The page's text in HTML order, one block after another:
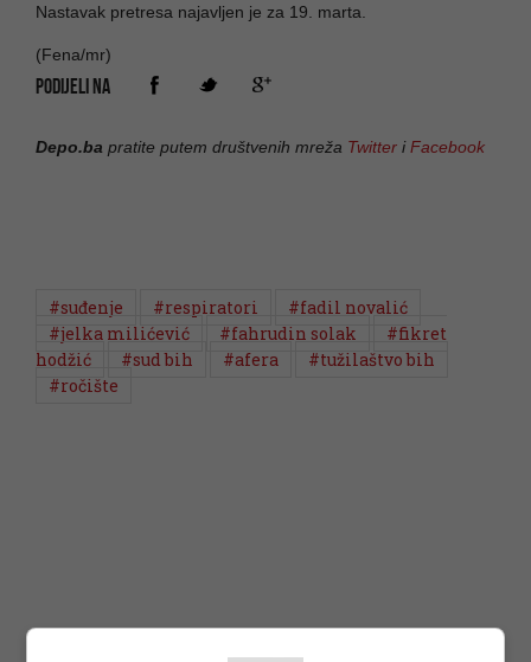
Nastavak pretresa najavljen je za 19. marta.
(Fena/mr)
PODIJELI NA
Depo.ba pratite putem društvenih mreža Twitter iFacebook
#suđenje #respiratori
#fadil novalić
#jelka milićević
#fahrudin solak
#fikret
hodžić
#sud bih #afera
#tužilaštvo bih
#ročište